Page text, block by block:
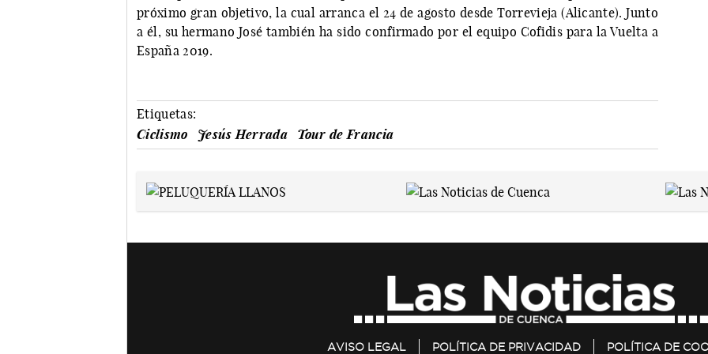
próximo gran objetivo, la cual arranca el 24 de agosto desde Torrevieja (Alicante). Junto
a él, su hermano José también ha sido confirmado por el equipo Cofidis para la Vuelta a
España 2019.
Etiquetas:
Ciclismo
Jesús Herrada Tour de Francia
AVISO LEGAL POLÍTICA DE PRIVACIDAD POLÍTICA DE